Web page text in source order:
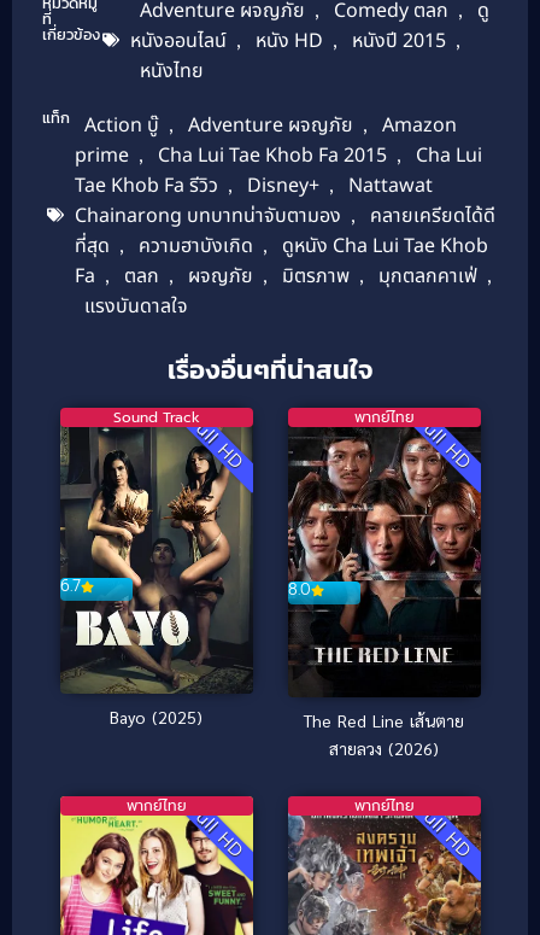
ที่
เกี่ยวข้อง
Adventure ผจญภัย , Comedy ตลก ,
ดู
หนังออนไลน์ , หนัง HD , หนังปี 2015 ,
หนังไทย
แท็ก Action บู๊ , Adventure ผจญภัย ,
Amazon
prime , Cha Lui Tae Khob Fa 2015 ,
Cha Lui
Tae Khob Fa รีวิว , Disney+ ,
Nattawat
Chainarong บทบาทน่าจับตามอง ,
คลายเครียดได้ดี
ที่สุด , ความฮาบังเกิด ,
ดูหนัง Cha Lui Tae Khob
Fa , ตลก , ผจญภัย , มิตรภาพ , มุกตลกคาเฟ่ ,
แรงบันดาลใจ
เรื่องอื่นๆที่น่าสนใจ
Full HD
6.7
Sound Track
Bayo (2025)
Full HD
8.0
พากย์ไทย
The Red Line เส้นตาย
สายลวง (2026)
Full HD
พากย์ไทย Full HD
พากย์ไทย